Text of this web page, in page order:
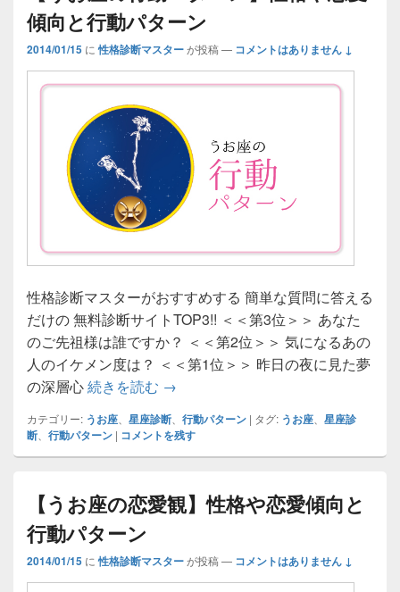
傾向と行動パターン
2014/01/15 に 性格診断マスターが投稿 — コメントはありません ↓
性格診断マスターがおすすめする 簡単な質問に答える
だけの 無料診断サイトTOP3!! ＜＜第3位＞＞ あなた
のご先祖様は誰ですか？ ＜＜第2位＞＞ 気になるあの
人のイケメン度は？ ＜＜第1位＞＞ 昨日の夜に見た夢
の深層心続きを読む 【うお座の行動パターン】性格や恋
→
カテゴリー: うお座 星座診断 行動パターン | タグ: うお座
星座診
断
行動パターン | コメントを残す
【うお座の恋愛観】性格や恋愛傾向と
行動パターン
2014/01/15 に 性格診断マスターが投稿 — コメントはありません ↓